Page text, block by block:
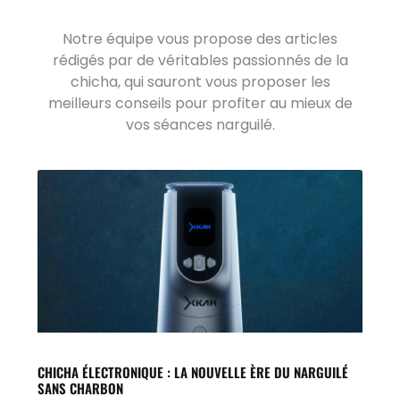
Notre équipe vous propose des articles
rédigés par de véritables passionnés de la
chicha, qui sauront vous proposer les
meilleurs conseils pour profiter au mieux de
vos séances narguilé.
CHICHA ÉLECTRONIQUE : LA NOUVELLE ÈRE DU NARGUILÉ
SANS CHARBON